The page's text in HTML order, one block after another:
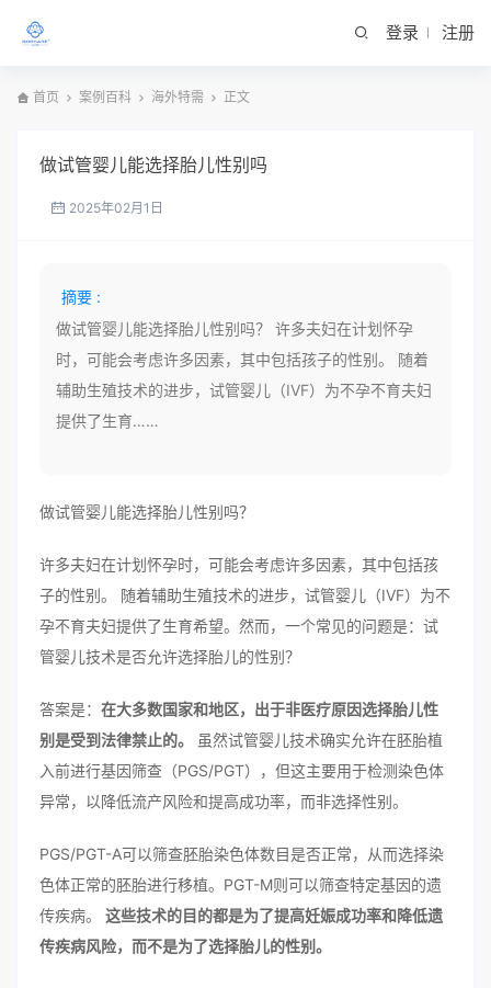
登录 注册
首页 案例百科 海外特需 正文
做试管婴儿能选择胎儿性别吗
2025年02月1日
摘要 :
做试管婴儿能选择胎儿性别吗？ 许多夫妇在计划怀孕
时，可能会考虑许多因素，其中包括孩子的性别。 随着
辅助生殖技术的进步，试管婴儿（IVF）为不孕不育夫妇
提供了生育……
做试管婴儿能选择胎儿性别吗？
许多夫妇在计划怀孕时，可能会考虑许多因素，其中包括孩
子的性别。 随着辅助生殖技术的进步，试管婴儿（IVF）为不
孕不育夫妇提供了生育希望。然而，一个常见的问题是：试
管婴儿技术是否允许选择胎儿的性别？
答案是： 在大多数国家和地区，出于非医疗原因选择胎儿性
别是受到法律禁止的。
虽然试管婴儿技术确实允许在胚胎植
入前进行基因筛查（PGS/PGT），但这主要用于检测染色体
异常，以降低流产风险和提高成功率，而非选择性别。
PGS/PGT-A可以筛查胚胎染色体数目是否正常，从而选择染
色体正常的胚胎进行移植。PGT-M则可以筛查特定基因的遗
传疾病。 这些技术的目的都是为了提高妊娠成功率和降低遗
传疾病风险，而不是为了选择胎儿的性别。